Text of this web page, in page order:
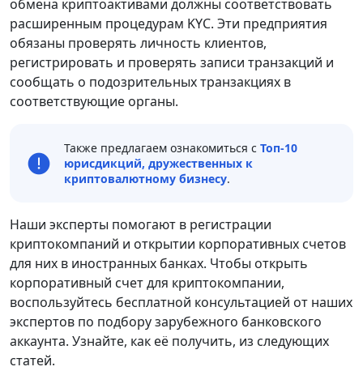
обмена криптоактивами должны соответствовать
расширенным процедурам KYC. Эти предприятия
обязаны проверять личность клиентов,
регистрировать и проверять записи транзакций и
сообщать о подозрительных транзакциях в
соответствующие органы.
Также предлагаем ознакомиться с Топ-10
юрисдикций, дружественных к
криптовалютному бизнесу.
Наши эксперты помогают в регистрации
криптокомпаний и открытии корпоративных счетов
для них в иностранных банках. Чтобы открыть
корпоративный счет для криптокомпании,
воспользуйтесь бесплатной консультацией от наших
экспертов по подбору зарубежного банковского
аккаунта. Узнайте, как её получить, из следующих
статей.